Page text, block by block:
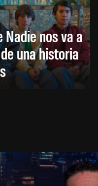
nos va a
una historia